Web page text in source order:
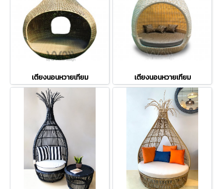
เตียงนอนหวายเทียม เตียงนอนหวายเทียม